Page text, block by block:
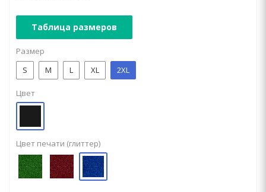
Таблица размеров
Размер
S
M L XL 2XL
Цвет
Цвет печати (глиттер)